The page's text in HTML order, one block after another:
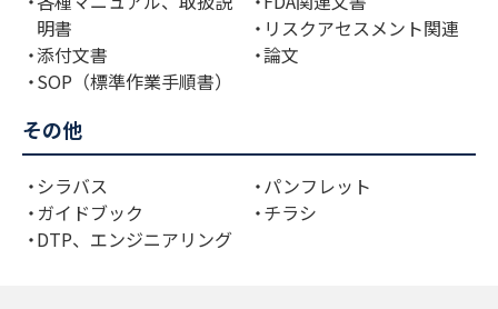
明書
添付文書
SOP（標準作業手順書）
リスクアセスメント関連
論文
その他
シラバス
ガイドブック
DTP、エンジニアリング
パンフレット
チラシ